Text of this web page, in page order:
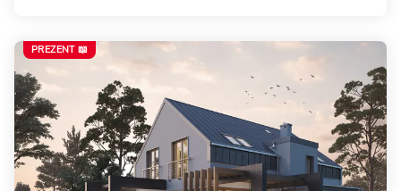
PREZENT 📖